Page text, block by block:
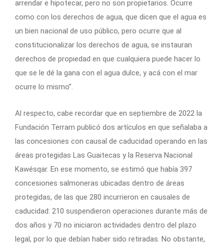
arrendar e hipotecar, pero no son propietarios. Ocurre
como con los derechos de agua, que dicen que el agua es
un bien nacional de uso público, pero ocurre que al
constitucionalizar los derechos de agua, se instauran
derechos de propiedad en que cualquiera puede hacer lo
que se le dé la gana con el agua dulce, y acá con el mar
ocurre lo mismo”.
Al respecto, cabe recordar que en septiembre de 2022 la
Fundación Terram publicó dos artículos en que señalaba a
las concesiones con causal de caducidad operando en las
áreas protegidas Las Guaitecas y la Reserva Nacional
Kawésqar. En ese momento, se estimó que había 397
concesiones salmoneras ubicadas dentro de áreas
protegidas, de las que 280 incurrieron en causales de
caducidad: 210 suspendieron operaciones durante más de
dos años y 70 no iniciaron actividades dentro del plazo
legal, por lo que debían haber sido retiradas. No obstante,